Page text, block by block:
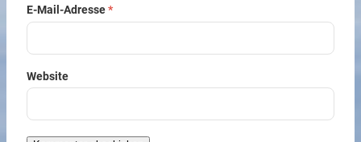
E-Mail-Adresse*
Website